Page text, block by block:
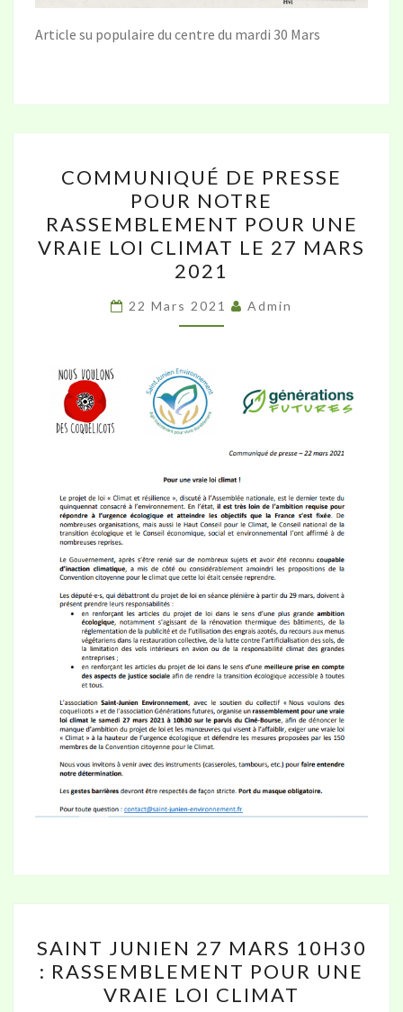
Article su populaire du centre du mardi 30 Mars
DE
PRESSE
POUR
NOTRE
RASSEMBLEMENT
POUR
UNE
LOI
CLIMAT
LE
MARS
2021
COMMUNIQUÉ DE PRESSE
POUR NOTRE
RASSEMBLEMENT POUR UNE
VRAIE LOI CLIMAT LE 27 MARS
2021
22 Mars 2021 Admin
JUNIEN
27
MARS
SAINT JUNIEN 27 MARS 10H30
: RASSEMBLEMENT POUR UNE
VRAIE LOI CLIMAT